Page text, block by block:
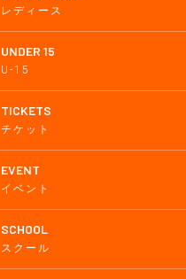
レディース
UNDER 15
U-15
TICKETS
チケット
EVENT
イベント
SCHOOL
スクール